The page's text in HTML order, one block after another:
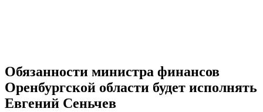
Обязанности министра финансов
Оренбургской области будет исполнять
Евгений Сеньчев